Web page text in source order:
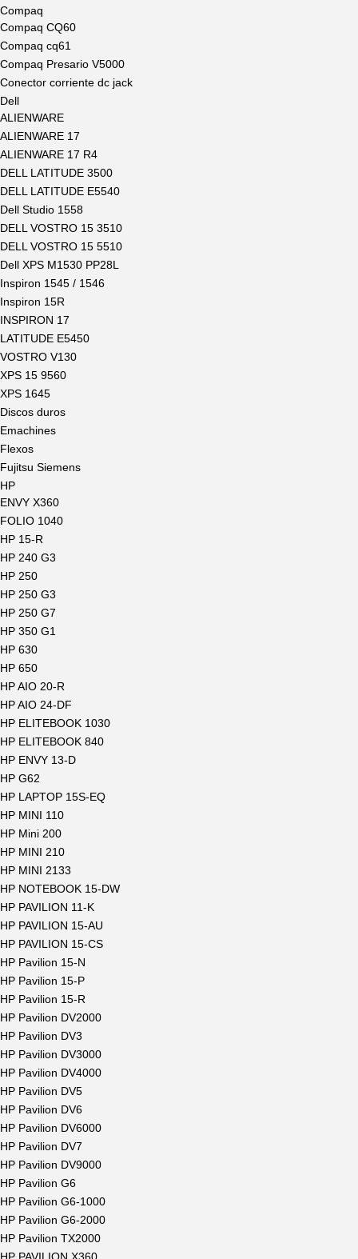
Compaq
Compaq CQ60
Compaq cq61
Compaq Presario V5000
Conector corriente dc jack
Dell
ALIENWARE
ALIENWARE 17
ALIENWARE 17 R4
DELL LATITUDE 3500
DELL LATITUDE E5540
Dell Studio 1558
DELL VOSTRO 15 3510
DELL VOSTRO 15 5510
Dell XPS M1530 PP28L
Inspiron 1545 / 1546
Inspiron 15R
INSPIRON 17
LATITUDE E5450
VOSTRO V130
XPS 15 9560
XPS 1645
Discos duros
Emachines
Flexos
Fujitsu Siemens
HP
ENVY X360
FOLIO 1040
HP 15-R
HP 240 G3
HP 250
HP 250 G3
HP 250 G7
HP 350 G1
HP 630
HP 650
HP AIO 20-R
HP AIO 24-DF
HP ELITEBOOK 1030
HP ELITEBOOK 840
HP ENVY 13-D
HP G62
HP LAPTOP 15S-EQ
HP MINI 110
HP Mini 200
HP MINI 210
HP MINI 2133
HP NOTEBOOK 15-DW
HP PAVILION 11-K
HP PAVILION 15-AU
HP PAVILION 15-CS
HP Pavilion 15-N
HP Pavilion 15-P
HP Pavilion 15-R
HP Pavilion DV2000
HP Pavilion DV3
HP Pavilion DV3000
HP Pavilion DV4000
HP Pavilion DV5
HP Pavilion DV6
HP Pavilion DV6000
HP Pavilion DV7
HP Pavilion DV9000
HP Pavilion G6
HP Pavilion G6-1000
HP Pavilion G6-2000
HP Pavilion TX2000